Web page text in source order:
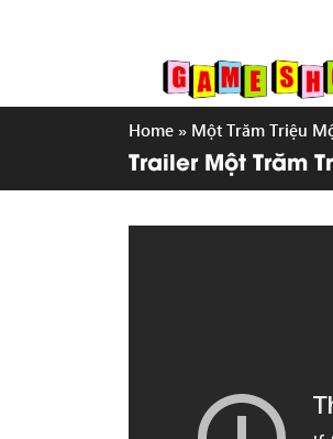
Home » Một Trăm Triệu
Trailer Một Trăm